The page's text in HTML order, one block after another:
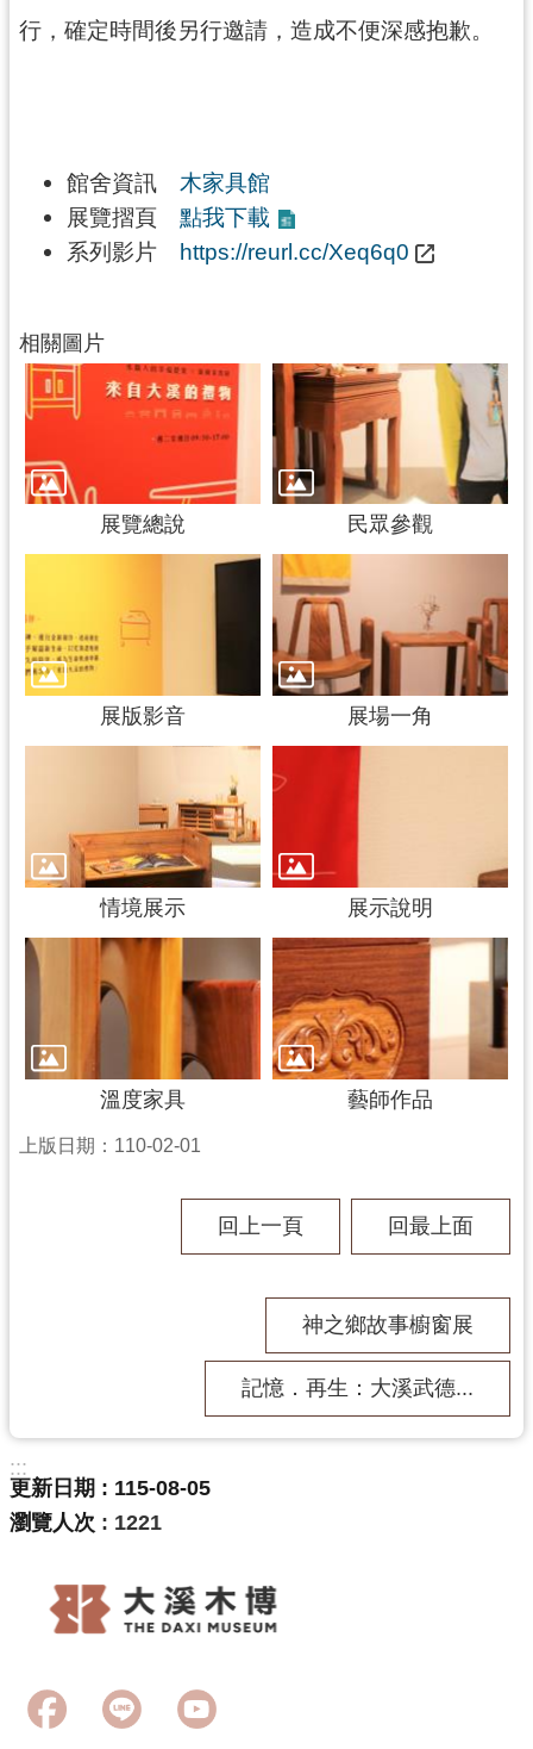
政
權
政
站
安
全
策
府
網
站
資
開
行，確定時間後另行邀請，造成不便深感抱歉。
館舍資訊 木家具館
展覽摺頁 點我下載
系列影片 https://reurl.cc/Xeq6q0
相關圖片
展覽總說 民眾參觀
展版影音 展場一角
情境展示 展示說明
溫度家具 藝師作品
上版日期：110-02-01
回上一頁 回最上面
神之鄉故事櫥窗展
記憶．再生：大溪武德...
:::
更新日期
115-08-05
瀏覽人次
1221